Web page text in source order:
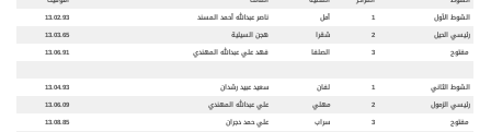
الشوط الأول
1 أمل ناصر عبدالله أحمد المسند
13.02.93
رئيسي الحيل
2 شقرا هجن السيلية
13.03.65
مفتوح
3 الصلفا فهد علي عبدالله المهندي 13.06.91
الشوط الثاني 1 لفان سعيد عبيد رشدان
13.04.93
رئيسي الزمول
2 مهلي علي عبدالله المهندي
13.06.09
مفتوح
3 سراب علي حمد دجران 13.08.85